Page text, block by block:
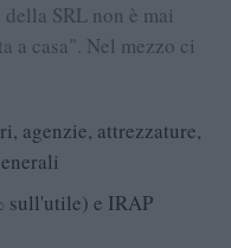
SRL non è mai
a casa". Nel mezzo ci
agenzie, attrezzature,
sull'utile) e IRAP